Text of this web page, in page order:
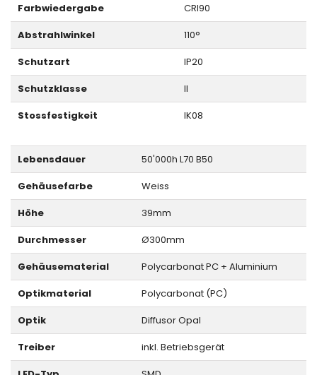
Farbwiedergabe
CRI90
Abstrahlwinkel
110°
Schutzart
IP20
Schutzklasse
II
Stossfestigkeit
IK08
Lebensdauer
50'000h L70 B50
Gehäusefarbe
Weiss
Höhe
39mm
Durchmesser
Ø300mm
Gehäusematerial
Polycarbonat PC + Aluminium
Optikmaterial
Polycarbonat (PC)
Optik
Diffusor Opal
Treiber
inkl. Betriebsgerät